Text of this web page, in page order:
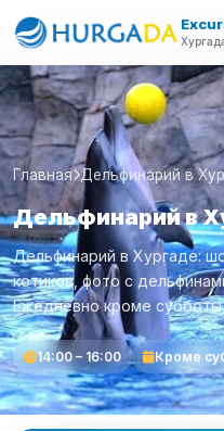
Главная Дельфинарий в
Дельфинарий в
Дельфинарий в Хургаде:
котиков, фото с
Ежедневно кроме субботы,
14:00 – 16:00 Кроме